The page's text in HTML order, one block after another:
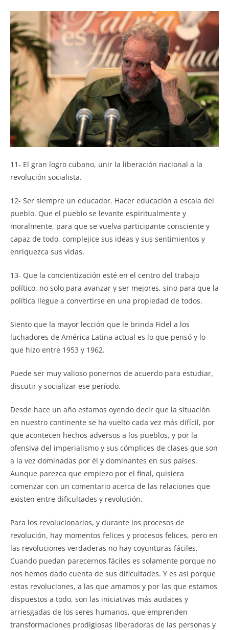
11- El gran logro cubano, unir la liberación nacional a la
revolución socialista.
12- Ser siempre un educador. Hacer educación a escala del
pueblo. Que el pueblo se levante espiritualmente y
moralmente, para que se vuelva participante consciente y
capaz de todo, complejice sus ideas y sus sentimientos y
enriquezca sus vidas.
13- Que la concientización esté en el centro del trabajo
político, no solo para avanzar y ser mejores, sino para que la
política llegue a convertirse en una propiedad de todos.
Siento que la mayor lección que le brinda Fidel a los
luchadores de América Latina actual es lo que pensó y lo
que hizo entre 1953 y 1962.
Puede ser muy valioso ponernos de acuerdo para estudiar,
discutir y socializar ese período.
Desde hace un año estamos oyendo decir que la situación
en nuestro continente se ha vuelto cada vez más difícil, por
que acontecen hechos adversos a los pueblos, y por la
ofensiva del imperialismo y sus cómplices de clases que son
a la vez dominadas por él y dominantes en sus países.
Aunque parezca que empiezo por el final, quisiera
comenzar con un comentario acerca de las relaciones que
existen entre dificultades y revolución.
Para los revolucionarios, y durante los procesos de
revolución, hay momentos felices y procesos felices, pero en
las revoluciones verdaderas no hay coyunturas fáciles.
Cuando puedan parecernos fáciles es solamente porque no
nos hemos dado cuenta de sus dificultades. Y es así porque
estas revoluciones, a las que amamos y por las que estamos
dispuestos a todo, son las iniciativas más audaces y
arriesgadas de los seres humanos, que emprenden
transformaciones prodigiosas liberadoras de las personas y